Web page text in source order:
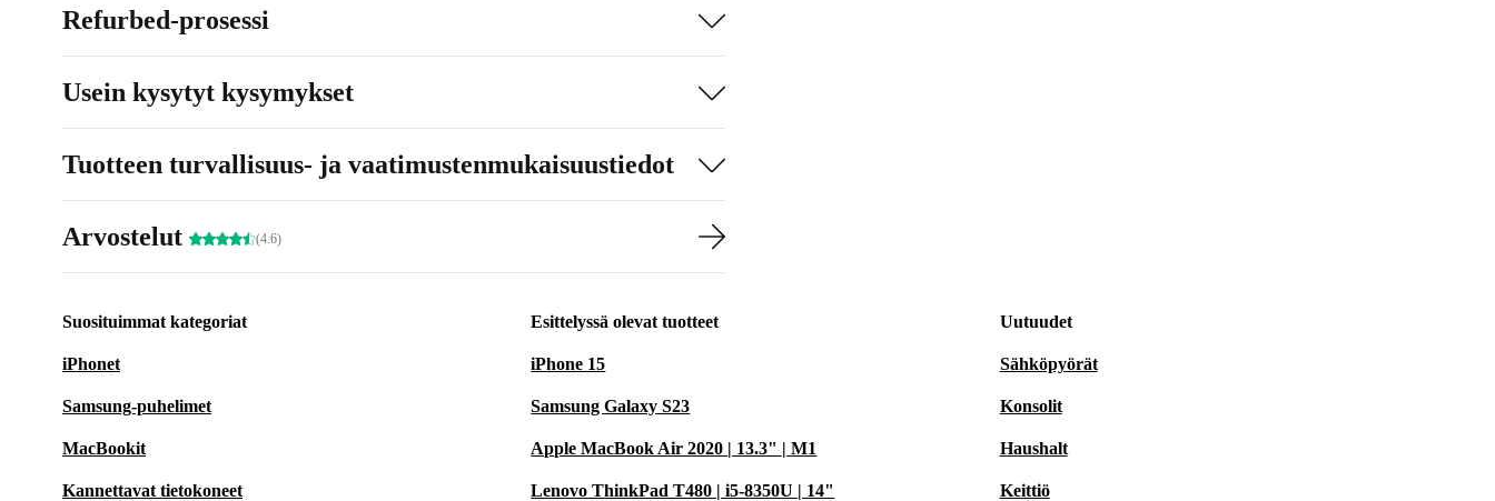
Refurbed-prosessi
Usein kysytyt kysymykset
Tuotteen turvallisuus- ja vaatimustenmukaisuustiedot
Arvostelut (4.6)
Suosituimmat kategoriat
iPhonet
Samsung-puhelimet
MacBookit
Kannettavat tietokoneet
Esittelyssä olevat tuotteet
iPhone 15
Samsung Galaxy S23
Apple MacBook Air 2020 | 13.3" | M1
Lenovo ThinkPad T480 | i5-8350U | 14"
Uutuudet
Sähköpyörät
Konsolit
Haushalt
Keittiö